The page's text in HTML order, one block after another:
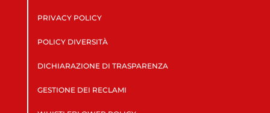
PRIVACY POLICY
POLICY DIVERSITÀ
DICHIARAZIONE DI TRASPARENZA
GESTIONE DEI RECLAMI